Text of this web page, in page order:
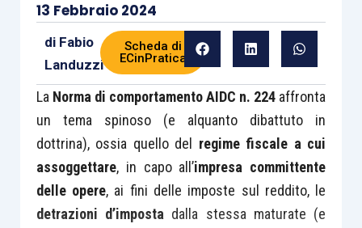
13 Febbraio 2024
di Fabio
Landuzzi
Scheda di
ECinPratica
La Norma di comportamento AIDC n. 224 affronta
un tema spinoso (e alquanto dibattuto in
dottrina), ossia quello del regime fiscale a cui
assoggettare, in capo all’impresa committente
delle opere, ai fini delle imposte sul reddito, le
detrazioni d’imposta dalla stessa maturate (e